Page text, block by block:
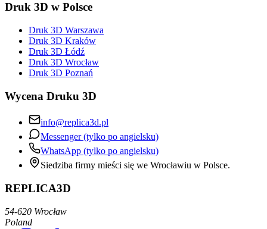
Druk 3D w Polsce
Druk 3D Warszawa
Druk 3D Kraków
Druk 3D Łódź
Druk 3D Wrocław
Druk 3D Poznań
Wycena Druku 3D
info@replica3d.pl
Messenger (tylko po angielsku)
WhatsApp (tylko po angielsku)
Siedziba firmy mieści się we Wrocławiu w Polsce.
REPLICA3D
54-620 Wrocław
Poland